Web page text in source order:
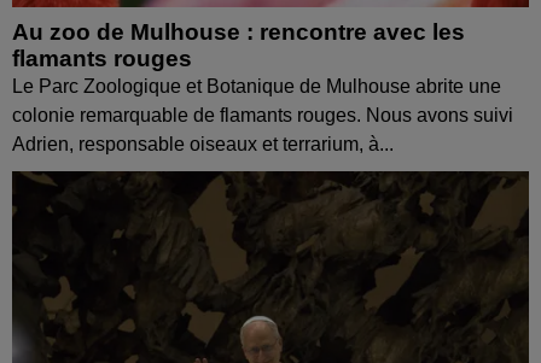
Au zoo de Mulhouse : rencontre avec les
flamants rouges
Le Parc Zoologique et Botanique de Mulhouse abrite une
colonie remarquable de flamants rouges. Nous avons suivi
Adrien, responsable oiseaux et terrarium, à...